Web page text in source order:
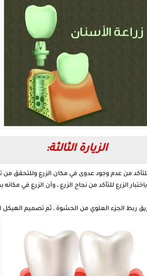
الزيارة الثالثة:
من عدم وجود عدوى في مكان الزرع وللتحقق من
الزرع للتأكد من نجاح الزرع ، وأن الزرع في
ربط الجزء العلوي من الحشوة ، ثم تصميم الهيكل